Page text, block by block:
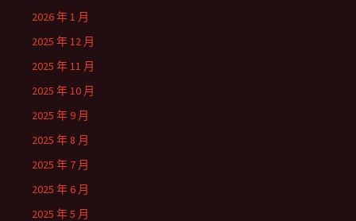
2026 年 1 月
2025 年 12 月
2025 年 11 月
2025 年 10 月
2025 年 9 月
2025 年 8 月
2025 年 7 月
2025 年 6 月
2025 年 5 月